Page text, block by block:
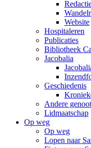
Website
Hospitaleren
Publicaties
Bibliotheek
Jacobalia
Geschiedenis
Andere
Lidmaatschap
Op weg
Op weg
Lopen naar